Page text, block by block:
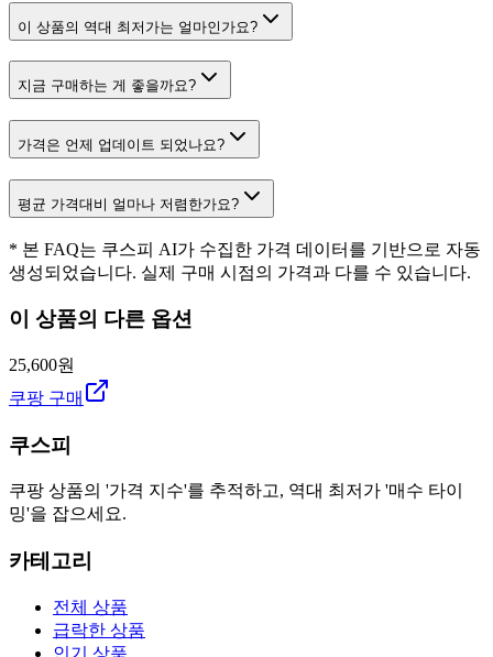
이 상품의 역대 최저가는 얼마인가요?
지금 구매하는 게 좋을까요?
가격은 언제 업데이트 되었나요?
평균 가격대비 얼마나 저렴한가요?
* 본 FAQ는 쿠스피 AI가 수집한 가격 데이터를 기반으로 자동
생성되었습니다. 실제 구매 시점의 가격과 다를 수 있습니다.
이 상품의 다른 옵션
25,600원
쿠팡 구매
쿠스피
쿠팡 상품의 '가격 지수'를 추적하고, 역대 최저가 '매수 타이
밍'을 잡으세요.
카테고리
전체 상품
급락한 상품
인기 상품